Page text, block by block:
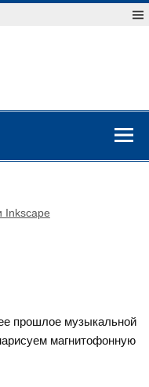
графики
Inkscape
прошлое музыкальной
магнитофонную